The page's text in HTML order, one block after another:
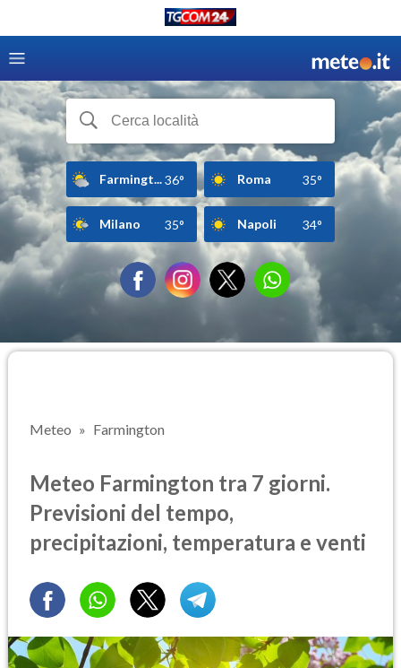
Farmingt...36° Roma 35°
Milano 35° Napoli 34°
Meteo Farmington
Meteo Farmington tra 7 giorni.
Previsioni del tempo,
precipitazioni, temperatura e venti